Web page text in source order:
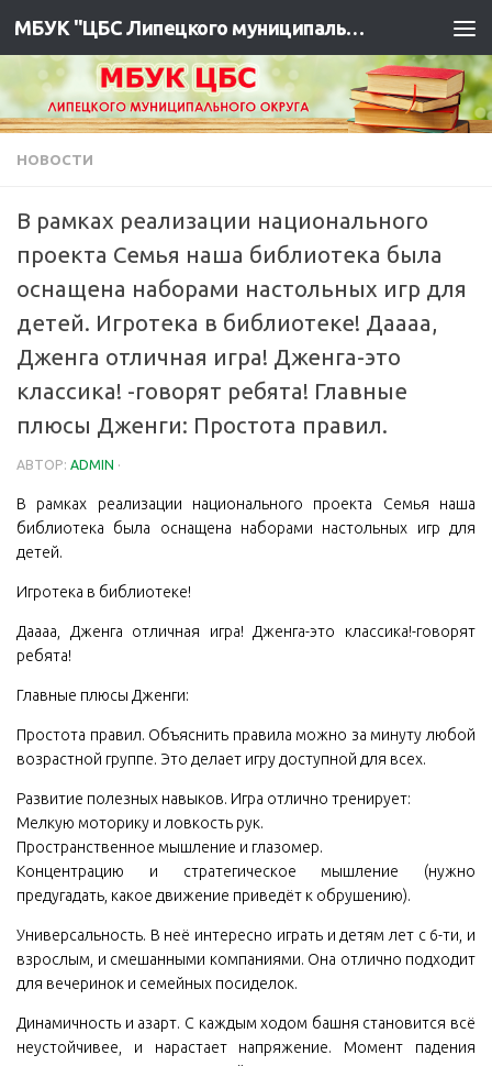
МБУК "ЦБС Липецкого муниципального района"
НОВОСТИ
В рамках реализации национального
проекта Семья наша библиотека была
оснащена наборами настольных игр для
детей. ️Игротека в библиотеке! Даааа,
Дженга отличная игра! Дженга-это
классика! -говорят ребята! Главные
плюсы Дженги: Простота правил.
АВТОР: ADMIN ·
В рамках реализации национального проекта Семья наша
библиотека была оснащена наборами настольных игр для
детей.
️Игротека в библиотеке!
Даааа, Дженга отличная игра! Дженга-это классика!-говорят
ребята!
Главные плюсы Дженги:
Простота правил. Объяснить правила можно за минуту любой
возрастной группе. Это делает игру доступной для всех.
Развитие полезных навыков. Игра отлично тренирует:
Мелкую моторику и ловкость рук.
Пространственное мышление и глазомер.
Концентрацию и стратегическое мышление (нужно
предугадать, какое движение приведёт к обрушению).
Универсальность. В неё интересно играть и детям лет с 6-ти, и
взрослым, и смешанными компаниями. Она отлично подходит
для вечеринок и семейных посиделок.
Динамичность и азарт. С каждым ходом башня становится всё
неустойчивее, и нарастает напряжение. Момент падения